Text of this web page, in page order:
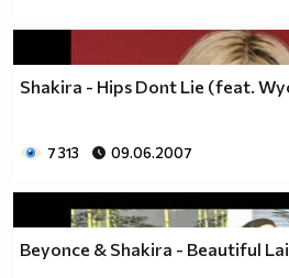
Shakira - Hips Dont Lie (feat.
7 313 09.06.2007
Beyonce & Shakira - Beautiful